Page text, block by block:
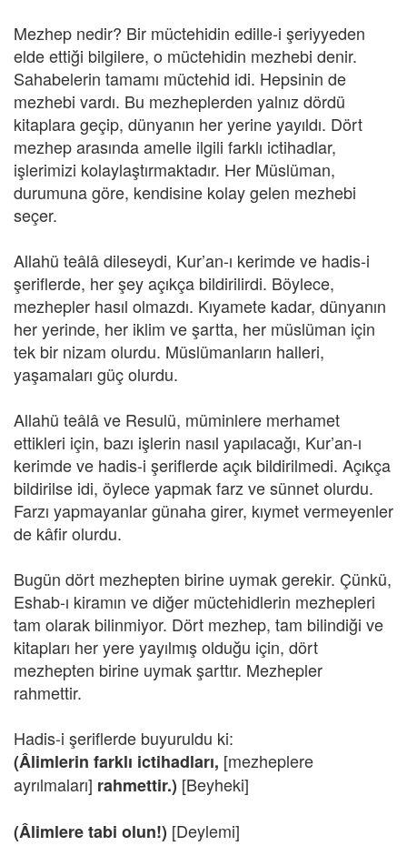
Mezhep nedir? Bir müctehidin edille-i şeriyyeden
elde ettiği bilgilere, o müctehidin mezhebi denir.
Sahabelerin tamamı müctehid idi. Hepsinin de
mezhebi vardı. Bu mezheplerden yalnız dördü
kitaplara geçip, dünyanın her yerine yayıldı. Dört
mezhep arasında amelle ilgili farklı ictihadlar,
işlerimizi kolaylaştırmaktadır. Her Müslüman,
durumuna göre, kendisine kolay gelen mezhebi
seçer.
Allahü teâlâ dileseydi, Kur’an-ı kerimde ve hadis-i
şeriflerde, her şey açıkça bildirilirdi. Böylece,
mezhepler hasıl olmazdı. Kıyamete kadar, dünyanın
her yerinde, her iklim ve şartta, her müslüman için
tek bir nizam olurdu. Müslümanların halleri,
yaşamaları güç olurdu.
Allahü teâlâ ve Resulü, müminlere merhamet
ettikleri için, bazı işlerin nasıl yapılacağı, Kur’an-ı
kerimde ve hadis-i şeriflerde açık bildirilmedi. Açıkça
bildirilse idi, öylece yapmak farz ve sünnet olurdu.
Farzı yapmayanlar günaha girer, kıymet vermeyenler
de kâfir olurdu.
Bugün dört mezhepten birine uymak gerekir. Çünkü,
Eshab-ı kiramın ve diğer müctehidlerin mezhepleri
tam olarak bilinmiyor. Dört mezhep, tam bilindiği ve
kitapları her yere yayılmış olduğu için, dört
mezhepten birine uymak şarttır. Mezhepler
rahmettir.
Hadis-i şeriflerde buyuruldu ki:
(Âlimlerin farklı ictihadları, [mezheplere
ayrılmaları] rahmettir.) [Beyheki]
(Âlimlere tabi olun!) [Deylemi]